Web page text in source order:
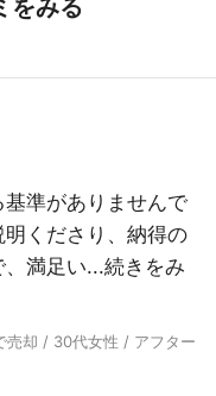
をみる
準がありませんで
くださり、納得の
、満足い...続きをみ
売却 / 30代女性 / アフター